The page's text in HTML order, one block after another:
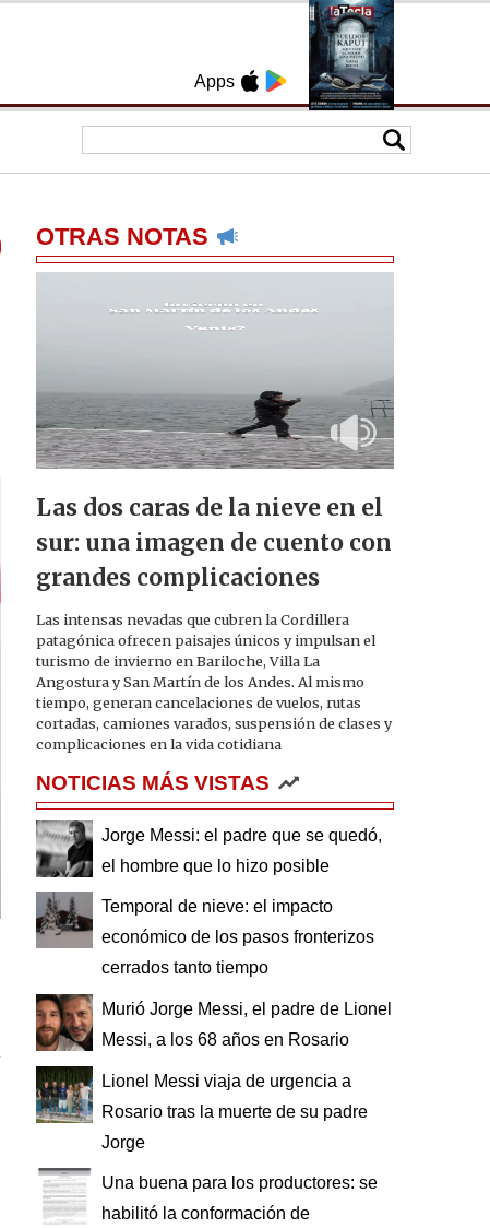
Apps
OTRAS NOTAS
Las dos caras de la nieve en el
sur: una imagen de cuento con
grandes complicaciones
Las intensas nevadas que cubren la Cordillera
patagónica ofrecen paisajes únicos y impulsan el
turismo de invierno en Bariloche, Villa La
Angostura y San Martín de los Andes. Al mismo
tiempo, generan cancelaciones de vuelos, rutas
cortadas, camiones varados, suspensión de clases y
complicaciones en la vida cotidiana
NOTICIAS MÁS VISTAS
Jorge Messi: el padre que se quedó,
el hombre que lo hizo posible
Temporal de nieve: el impacto
económico de los pasos fronterizos
cerrados tanto tiempo
Murió Jorge Messi, el padre de Lionel
Messi, a los 68 años en Rosario
Lionel Messi viaja de urgencia a
Rosario tras la muerte de su padre
Jorge
Una buena para los productores: se
habilitó la conformación de